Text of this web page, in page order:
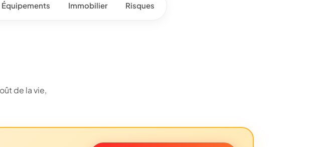
Équipements Immobilier Risques
de la vie,